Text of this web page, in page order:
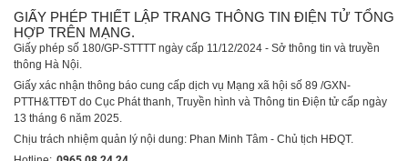
GIẤY PHÉP THIẾT LẬP TRANG THÔNG TIN ĐIỆN TỬ TỔNG
HỢP TRÊN MẠNG.
Giấy phép số 180/GP-STTTT ngày cấp 11/12/2024 - Sở thông tin và truyền
thông Hà Nội.
Giấy xác nhận thông báo cung cấp dịch vụ Mạng xã hội số 89 /GXN-
PTTH&TTĐT do Cục Phát thanh, Truyền hình và Thông tin Điện tử cấp ngày
13 tháng 6 năm 2025.
Chịu trách nhiệm quản lý nội dung: Phan Minh Tâm - Chủ tịch HĐQT.